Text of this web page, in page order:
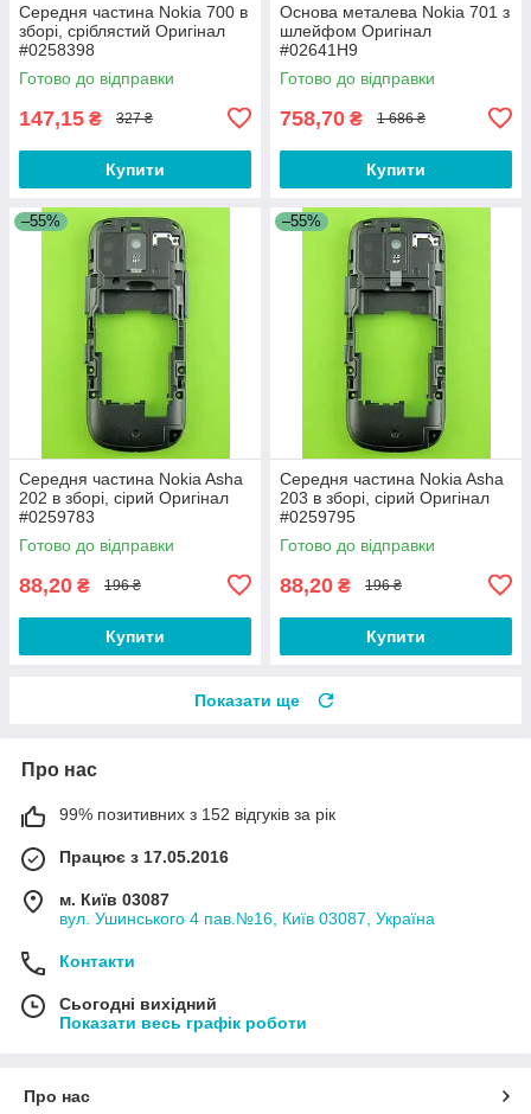
Середня частина Nokia 700 в
зборі, сріблястий Оригінал
#0258398
Готово до відправки
147,15 ₴ 327 ₴
Купити
Основа металева Nokia 701 з
шлейфом Оригінал
#02641H9
Готово до відправки
758,70 ₴ 1 686 ₴
Купити
–55%
Середня частина Nokia Asha
202 в зборі, сірий Оригінал
#0259783
Готово до відправки
88,20 ₴ 196 ₴
Купити
–55%
Середня частина Nokia Asha
203 в зборі, сірий Оригінал
#0259795
Готово до відправки
88,20 ₴ 196 ₴
Купити
Показати ще
Про нас
99% позитивних з 152 відгуків за рік
Працює з 17.05.2016
м. Київ 03087
вул. Ушинського 4 пав.№16, Київ 03087, Україна
Контакти
Сьогодні вихідний
Показати весь графік роботи
Про нас